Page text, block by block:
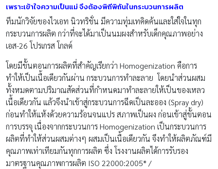
เพราะเข้าใจความเป็นแม่ จึงต้องพิถีพิถันในกระบวนการผลิต
ทีมนักวิจัยของไวเอท นิวทริชั่น มีความทุ่มเทคิดค้นและใส่ใจในทุก
กระบวนการผลิต กว่าที่จะได้มาเป็นนมผงสำหรับเด็กคุณภาพอย่าง
เอส-26 โปรเกรส โกลด์
โดยมีขั้นตอนการผลิตที่สำคัญเรียกว่า Homogenization คือการ
ทำให้เป็นเนื้อเดียวกันผ่าน กระบวนการทำละลาย โดยนำส่วนผสม
ทั้งหมดตามปริมาณสัดส่วนที่กำหนดมาทำละลายให้เป็นของเหลว
เนื้อเดียวกัน แล้วจึงนำเข้าสู่กระบวนการฉีดเป็นละออง (Spray dry)
ก่อนทำให้แห้งด้วยความร้อนจนแปร สภาพเป็นผง ก่อนเข้าสู่ขั้นตอน
การบรรจุ เนื่องจากกระบวนการ Homogenization เป็นกระบวนการ
ผลิตที่ทำให้ส่วนผสมต่างๆ ผสมเป็นเนื้อเดียวกัน จึงทำให้ผลิตภัณฑ์มี
คุณภาพเท่าเทียมกันทุกการผลิต ซึ่ง โรงงานผลิตได้การรับรอง
มาตรฐานคุณภาพการผลิต ISO 22000:2005* /